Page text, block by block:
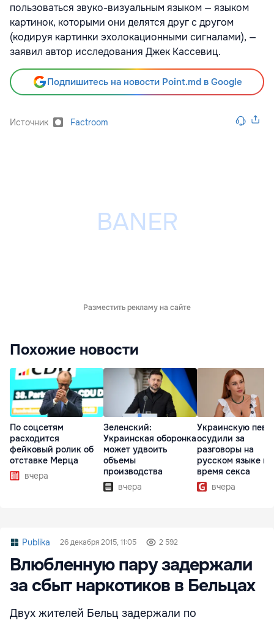
пользоваться звуко-визуальным языком — языком
картинок, которыми они делятся друг с другом
(кодируя картинки эхолокационными сигналами), —
заявил автор исследования Джек Кассевиц.
Подпишитесь на новости Point.md в Google
Источник Factroom
Разместить рекламу на сайте
Похожие новости
По соцсетям
расходится
фейковый ролик об
отставке Мерца
вчера
Зеленский:
Украинская оборонка
может удвоить
объемы
производства
вчера
Украинскую
осудили за
разговоры на
русском языке во
время секса
вчера
Publika 26 декабря 2015, 11:05 2 592
Влюбленную пару задержали
за сбыт наркотиков в Бельцах
Двух жителей Бельц задержали по